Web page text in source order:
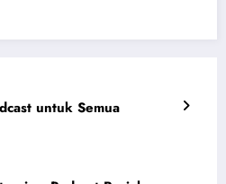
untuk Semua